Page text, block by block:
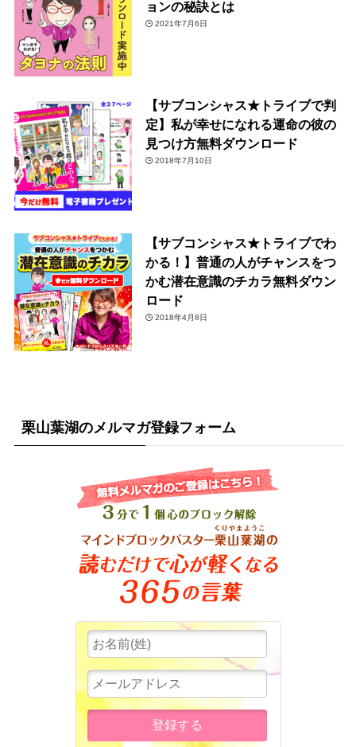
ョンの秘訣とは
2021年7月6日
【サブコンシャス★トライブで判
定】私が幸せになれる運命の彼の
見つけ方無料ダウンロード
2018年7月10日
【サブコンシャス★トライブでわ
かる！】普通の人がチャンスをつ
かむ潜在意識のチカラ無料ダウン
ロード
2018年4月8日
栗山葉湖のメルマガ登録フォーム